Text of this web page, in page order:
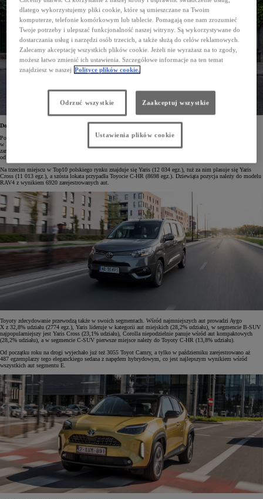
Dominacja modeli Toyoty na liście Top10
Po dziesięciu miesiącach sprzedaży aż pięć Toyot znajduje się w zestawieniu dziesięciu najpopularniejszych
w Polsce modeli 2023 roku. Wśród nich prym wiedzie oczywiście Corolla, która z wynikiem 21 216
zarejestrowanych aut zajmuje bezapelacyjnie pierwsze miejsce. Rezultat ten jest już o 21% lepszy
od zeszłorocznego, a w samym tylko październiku z salonów odebrano 2869 egzemplarzy tego modelu.
Na trzecim miejscu w Top10 polskiego rynku znajduje się Yaris (12 034 egz.), tuż za nim plasuje się Yaris
Cross (11 013 egz.), a szósta lokata przypadła Toyocie C-HR (8698 egz.). Dziewiąta pozycja należy do modelu
RAV4 z wynikiem 6920 zarejestrowanych aut.
Toyoty zdecydowanie przewodzą także w swoich segmentach. Wśród najmniejszych aut prowadzi Aygo
X z 32,8% udziału (2774 egz.), Yaris lideruje w kategorii aut miejskich (28,2% udziału), w segmencie B-SUV
najpopularniejszy jest Yaris Cross (23,1% udziału), Corolla niepodzielnie panuje wśród aut kompaktowych
(28,2% udziału), a w segmencie C-SUV pierwsze miejsce należy do Toyoty C-HR (13,8% udziału).
Od początku roku na drogi wyjechało już też 3055 Toyot Camry, a tylko w październiku zarejestrowano aż
487 egzemplarzy tego eleganckiego sedana z napędem hybrydowym, co jest najlepszym wynikiem wśród
wszystkich aut segmentu E.
dlatego wykorzystujemy pliki cookie, które są umieszczane na Twoim
komputerze, telefonie komórkowym lub tablecie. Pomagają one nam zrozumieć
Twoje potrzeby i ulepszać funkcjonalność naszej witryny. Są wykorzystywane do
dostarczania usług i narzędzi osób trzecich, a także służą do celów reklamowych.
Zalecamy akceptację wszystkich plików cookie. Jeżeli nie wyrażasz na to zgody,
możesz łatwo zmienić ich ustawienia. Szczegółowe informacje na ten temat
znajdziesz w naszej Polityce plików cookie.
Odrzuć wszystkie Zaakceptuj wszystkie
Ustawienia plików cookie